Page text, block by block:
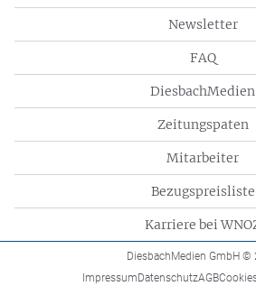
Newsletter
FAQ
DiesbachMedien
Zeitungspaten
Mitarbeiter
Bezugspreisliste
Karriere bei
DiesbachMedien GmbH ©
ImpressumDatenschutzAGB